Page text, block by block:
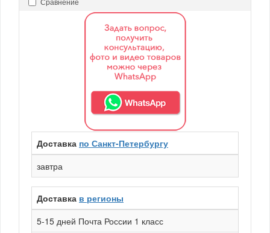
Доставка по Санкт-Петербургу
завтра
Доставка в регионы
5-15 дней Почта России 1 класс